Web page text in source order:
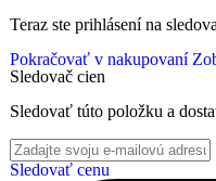
Teraz ste prihlásení na
Pokračovať v nakupovaní
Sledovač cien
Sledovať túto položku a
Sledovať cenu